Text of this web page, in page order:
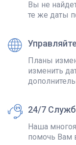
Вы не
те же даты
Планы
изменить
24/7
Наша
помочь Вам